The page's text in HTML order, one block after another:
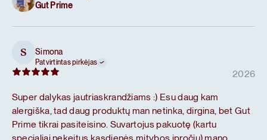
Gut Prime
S Simona
Patvirtintas pirkėjas
2026
Super dalykas jautriaskrandžiams :) Esu daug kam
alergiška, tad daug produktų man netinka, dirgina, bet Gut
Prime tikrai pasiteisino. Suvartojus pakuotę (kartu